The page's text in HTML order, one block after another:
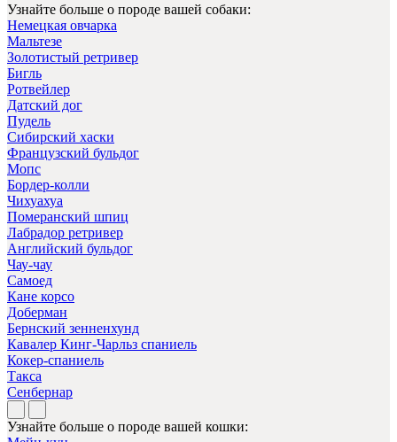
Узнайте больше о породе вашей собаки:
Немецкая овчарка
Мальтезе
Золотистый ретривер
Бигль
Ротвейлер
Датский дог
Пудель
Сибирский хаски
Французский бульдог
Мопс
Бордер-колли
Чихуахуа
Померанский шпиц
Лабрадор ретривер
Английский бульдог
Чау-чау
Самоед
Кане корсо
Доберман
Бернский зенненхунд
Кавалер Кинг-Чарльз спаниель
Кокер-спаниель
Такса
Сенбернар
Узнайте больше о породе вашей кошки: